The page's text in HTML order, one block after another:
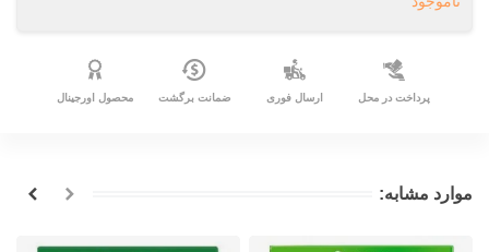
پرداخت در محل ارسال فوری ضمانت برگشت محصول اورجینال
موارد مشابه: